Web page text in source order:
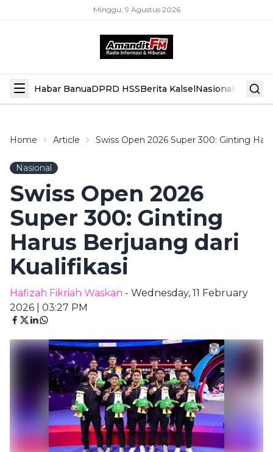
Minggu, 9 Agustus 2026
Habar BanuaDPRD HSSBerita KalselNasional Hiburan
Home Article Swiss Open 2026 Super 300: Ginting
Nasional
Swiss Open 2026
Super 300: Ginting
Harus Berjuang dari
Kualifikasi
Hafizah Fikriah Waskan - Wednesday, 11 February
2026 | 03:27 PM